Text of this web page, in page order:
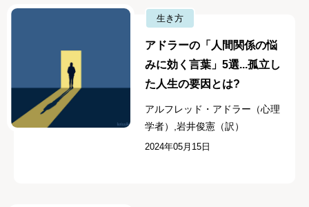
生き方
アドラーの「人間関係の悩
みに効く言葉」5選...孤立し
た人生の要因とは?
アルフレッド・アドラー（心理
学者）,岩井俊憲（訳）
2024年05月15日